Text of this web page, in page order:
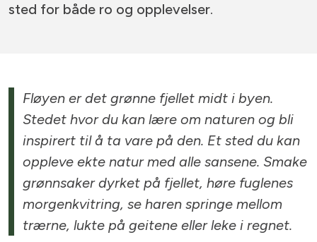
sted for både ro og opplevelser.
Fløyen er det grønne fjellet midt i byen.
Stedet hvor du kan lære om naturen og bli
inspirert til å ta vare på den. Et sted du kan
oppleve ekte natur med alle sansene. Smake
grønnsaker dyrket på fjellet, høre fuglenes
morgenkvitring, se haren springe mellom
trærne, lukte på geitene eller leke i regnet.